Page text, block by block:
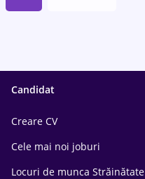
Candidat
Creare CV
Cele mai noi joburi
Locuri de munca Străinătate